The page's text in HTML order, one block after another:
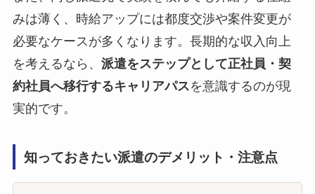
みは薄く、時給アップには都度交渉や案件変更が
必要なケースが多くなります。長期的な収入向上
を考えるなら、 派遣をステップとして正社員・契
約社員へ移行するキャリアパスを意識するのが現
実的です。
知っておきたい派遣のデメリット・注意点